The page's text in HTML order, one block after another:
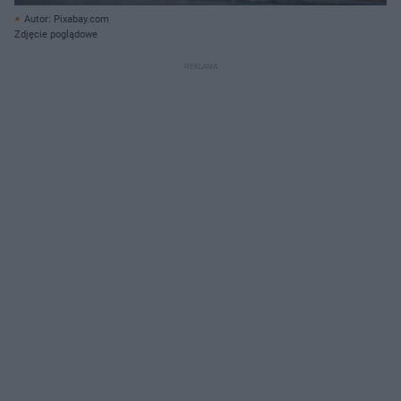
Autor: Pixabay.com
Zdjęcie poglądowe